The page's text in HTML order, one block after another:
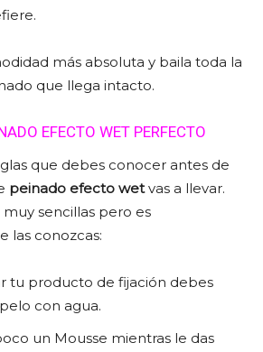
más absoluta y baila toda la
que llega intacto.
EFECTO WET PERFECTO
que debes conocer antes de
peinado efecto wetvas a llevar.
muy sencillas pero es
las conozcas:
tu producto de fijación debes
con agua.
un Mousse mientras le das